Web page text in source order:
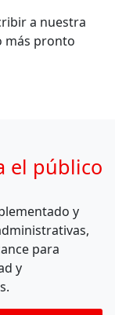
a nuestra
más pronto
el público
y
para
y